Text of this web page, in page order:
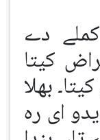
دے
کیتا
بھلا
ای رہ